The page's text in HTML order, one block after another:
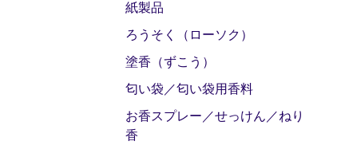
紙製品
ろうそく（ローソク）
塗香（ずこう）
匂い袋／匂い袋用香料
お香スプレー／せっけん／ねり
香